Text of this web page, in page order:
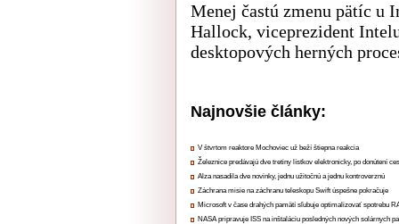
Menej častú zmenu pätíc u
Hallock, viceprezident
desktopových herných
Najnovšie články:
V štvrtom reaktore Mochoviec už beží štiepna reakcia
Železnice predávajú dve tretiny lístkov elektronicky, po donútení
Alza nasadila dve novinky, jednu užitočnú a jednu kontroverznú
Záchrana misie na záchranu teleskopu Swift úspešne pokračuje
Microsoft v čase drahých pamätí sľubuje optimalizovať spotrebu
NASA pripravuje ISS na inštaláciu posledných nových solárnych